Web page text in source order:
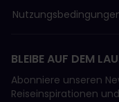
BLEIBE AUF DEM
Abonniere unseren
Reiseinspirationen